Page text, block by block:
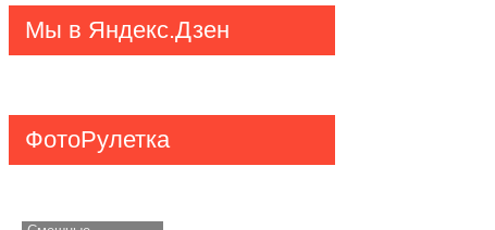
Мы в Яндекс.Дзен
ФотоРулетка